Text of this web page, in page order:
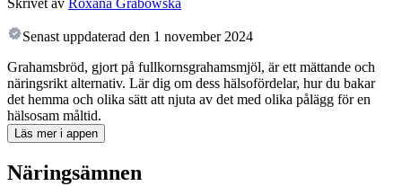
Skrivet av Roxana Grabowska
Senast uppdaterad den 1 november 2024
Grahamsbröd, gjort på fullkornsgrahamsmjöl, är ett mättande och
näringsrikt alternativ. Lär dig om dess hälsofördelar, hur du bakar
det hemma och olika sätt att njuta av det med olika pålägg för en
hälsosam måltid.
Läs mer i appen
Näringsämnen